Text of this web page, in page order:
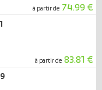
à partir de 74.99 €
à partir de 83.81 €